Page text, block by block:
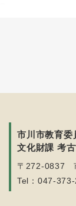
市川市教育委
文化財課 考
〒272-0837
Tel：047-